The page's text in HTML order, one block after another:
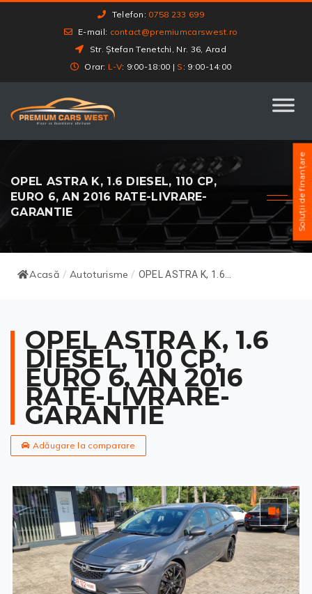
Telefon: 0758 233 699
E-mail: contact@premiumcarswest.ro
Str. Ștefan Tenetchi, Nr. 36, Arad
Orar: L-V: 9:00-18:00 | S : 9:00-14:00
OPEL ASTRA K, 1.6 DIESEL, 110 CP,
EURO 6, AN 2016 RATE-LIVRARE-
GARANTIE
Acasă / Autoturisme / OPEL ASTRA K, 1.6...
OPEL ASTRA K, 1.6
DIESEL, 110 CP,
EURO 6, AN 2016
RATE-LIVRARE-
GARANTIE
Adăugare la comparare
Soluții de finanțare